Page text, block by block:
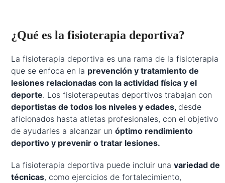
¿Qué es la fisioterapia deportiva?
La fisioterapia deportiva es una rama de la fisioterapia
que se enfoca en la prevención y tratamiento de
lesiones relacionadas con la actividad física y el
deporte. Los fisioterapeutas deportivos trabajan con
deportistas de todos los niveles y edades, desde
aficionados hasta atletas profesionales, con el objetivo
de ayudarles a alcanzar unóptimo rendimiento
deportivo y prevenir o tratar lesiones.
La fisioterapia deportiva puede incluir unavariedad de
técnicas, como ejercicios de fortalecimiento,